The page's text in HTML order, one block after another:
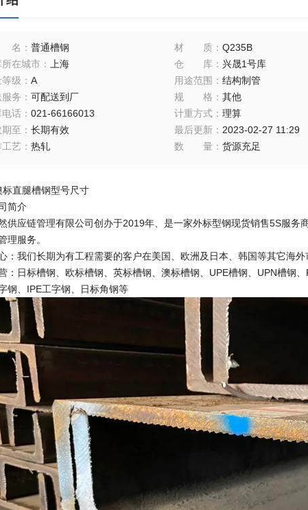
： 普通槽钢 材质 ： Q235B
在城市 ： 上海 仓库： 兴晟1号库
等级 ： A 用途范围 ： 结构制管
务 ： 可配送到厂 规格 ： 其他
电话 ： 021-66166013 计重方式： 理算
至 ： 长期有效 最后更新： 2023-02-27 11:29
工艺 ： 热轧 数量： 货源充足
标直腿槽钢型号尺寸
简介
然供应链管理有限公司创办于2019年、是一家外标型钢现货销售5S服
理服务。
：我们长期为有工程需要的客户在美国、欧洲及日本、韩国等其它海
：日标槽钢、欧标槽钢、英标槽钢、澳标槽钢、UPE槽钢、UPN槽钢
钢、IPE工字钢、日标角钢等